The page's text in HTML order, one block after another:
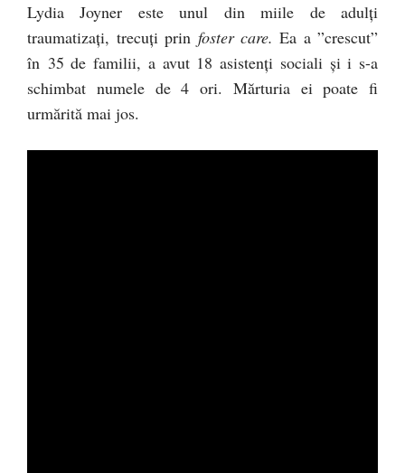
Lydia Joyner este unul din miile de adulți
traumatizați, trecuți prin foster care. Ea a ”crescut”
în 35 de familii, a avut 18 asistenți sociali și i s-a
schimbat numele de 4 ori. Mărturia ei poate fi
urmărită mai jos.